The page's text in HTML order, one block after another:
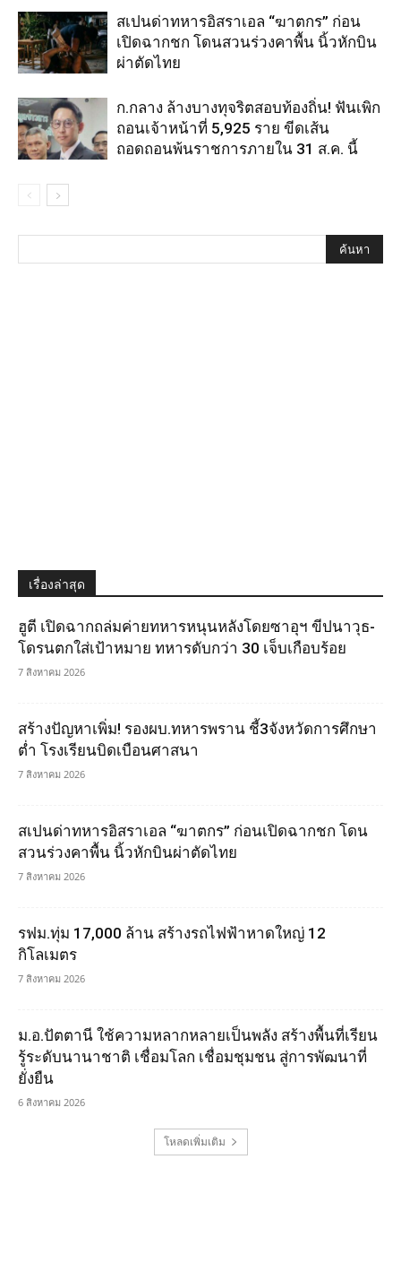
สเปนด่าทหารอิสราเอล “ฆาตกร” ก่อน
เปิดฉากชก โดนสวนร่วงคาพื้น นิ้วหักบิน
ผ่าตัดไทย
ก.กลาง ล้างบางทุจริตสอบท้องถิ่น! ฟันเพิก
ถอนเจ้าหน้าที่ 5,925 ราย ขีดเส้น
ถอดถอนพ้นราชการภายใน 31 ส.ค. นี้
เรื่องล่าสุด
ฮูตี เปิดฉากถล่มค่ายทหารหนุนหลังโดยซาอุฯ ขีปนาวุธ-
โดรนตกใส่เป้าหมาย ทหารดับกว่า 30 เจ็บเกือบร้อย
7 สิงหาคม 2026
สร้างปัญหาเพิ่ม! รองผบ.ทหารพราน ชี้3จังหวัดการศึกษา
ต่ำ โรงเรียนบิดเบือนศาสนา
7 สิงหาคม 2026
สเปนด่าทหารอิสราเอล “ฆาตกร” ก่อนเปิดฉากชก โดน
สวนร่วงคาพื้น นิ้วหักบินผ่าตัดไทย
7 สิงหาคม 2026
รฟม.ทุ่ม 17,000 ล้าน สร้างรถไฟฟ้าหาดใหญ่ 12
กิโลเมตร
7 สิงหาคม 2026
ม.อ.ปัตตานี ใช้ความหลากหลายเป็นพลัง สร้างพื้นที่เรียน
รู้ระดับนานาชาติ เชื่อมโลก เชื่อมชุมชน สู่การพัฒนาที่
ยั่งยืน
6 สิงหาคม 2026
โหลดเพิ่มเติม